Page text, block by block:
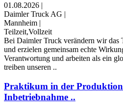
01.08.2026 |
Daimler Truck AG |
Mannheim |
Teilzeit,Vollzeit
Bei Daimler Truck verändern wir das
und erzielen gemeinsam echte
Verantwortung und arbeiten als ein
treiben unseren ..
Praktikum in der
Inbetriebnahme ..